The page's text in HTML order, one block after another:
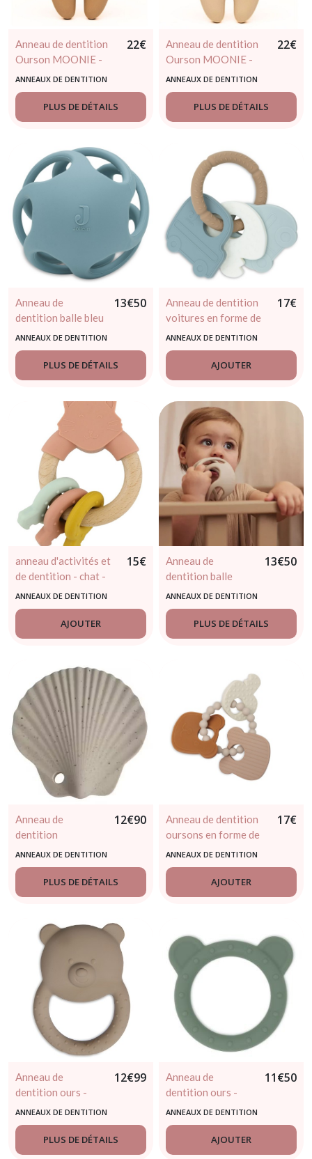
Anneau de dentition
Ourson MOONIE -
caoutchouc naturel
capuccino
22€
ANNEAUX DE DENTITION
PLUS DE DÉTAILS
Anneau de dentition
Ourson MOONIE -
caoutchouc naturel
sable
22€
ANNEAUX DE DENTITION
PLUS DE DÉTAILS
Anneau de
dentition balle bleu
- jollein
13€50
ANNEAUX DE DENTITION
PLUS DE DÉTAILS
Anneau de dentition
voitures en forme de
clés - JOLLEIN
17€
ANNEAUX DE DENTITION
AJOUTER
anneau d'activités et
de dentition - chat -
trixie
15€
ANNEAUX DE DENTITION
AJOUTER
Anneau de
dentition balle
beige - jollein
13€50
ANNEAUX DE DENTITION
PLUS DE DÉTAILS
Anneau de
dentition
coquillage beige -
Léo et Léa
12€90
ANNEAUX DE DENTITION
PLUS DE DÉTAILS
Anneau de dentition
oursons en forme de
clés - JOLLEIN
17€
ANNEAUX DE DENTITION
AJOUTER
Anneau de
dentition ours -
biscuit - JOLLEIN
12€99
ANNEAUX DE DENTITION
PLUS DE DÉTAILS
Anneau de
dentition ours -
vert - MUSHIE
11€50
ANNEAUX DE DENTITION
AJOUTER